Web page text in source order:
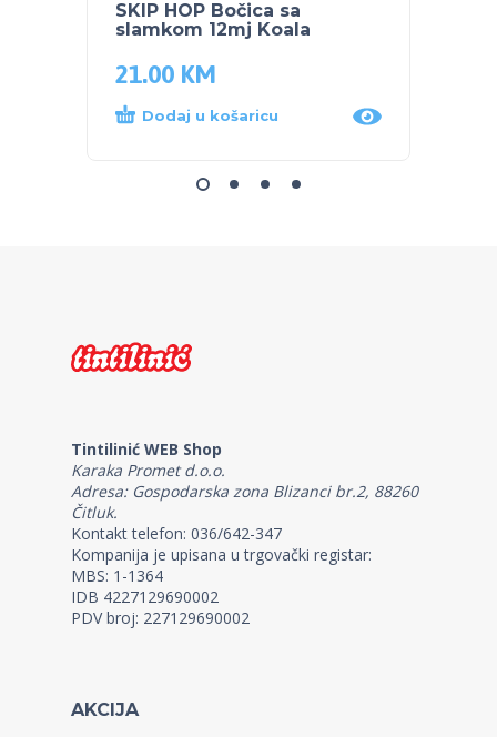
SKIP HOP Bočica sa
slamkom 12mj Koala
21.00 KM
Dodaj u košaricu
Tintilinić WEB Shop
Karaka Promet d.o.o.
Adresa: Gospodarska zona Blizanci br.2, 88260
Čitluk.
Kontakt telefon: 036/642-347
Kompanija je upisana u trgovački registar:
MBS: 1-1364
IDB 4227129690002
PDV broj: 227129690002
AKCIJA